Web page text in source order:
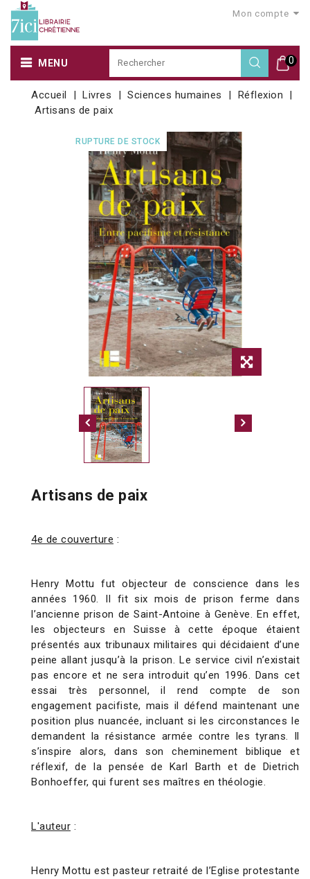
Mon compte
0
MENU
Accueil Livres Sciences humaines
Réflexion
Artisans de paix
RUPTURE DE STOCK
Artisans de paix
4e de couverture :
Henry Mottu fut objecteur de conscience dans les
années 1960. Il fit six mois de prison ferme dans
l’ancienne prison de Saint-Antoine à Genève. En effet,
les objecteurs en Suisse à cette époque étaient
présentés aux tribunaux militaires qui décidaient d’une
peine allant jusqu’à la prison. Le service civil n’existait
pas encore et ne sera introduit qu’en 1996. Dans cet
essai très personnel, il rend compte de son
engagement pacifiste, mais il défend maintenant une
position plus nuancée, incluant si les circonstances le
demandent la résistance armée contre les tyrans. Il
s’inspire alors, dans son cheminement biblique et
réflexif, de la pensée de Karl Barth et de Dietrich
Bonhoeffer, qui furent ses maîtres en théologie.
L'auteur :
Henry Mottu est pasteur retraité de l’Eglise protestante